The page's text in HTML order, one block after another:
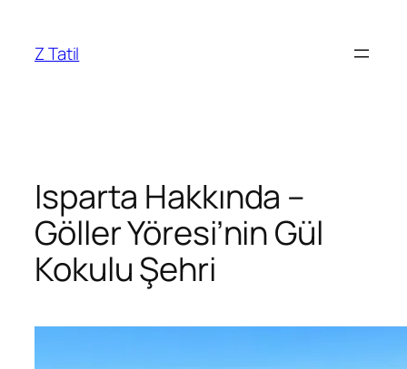
Z Tatil
Isparta Hakkında –
Göller Yöresi’nin Gül
Kokulu Şehri